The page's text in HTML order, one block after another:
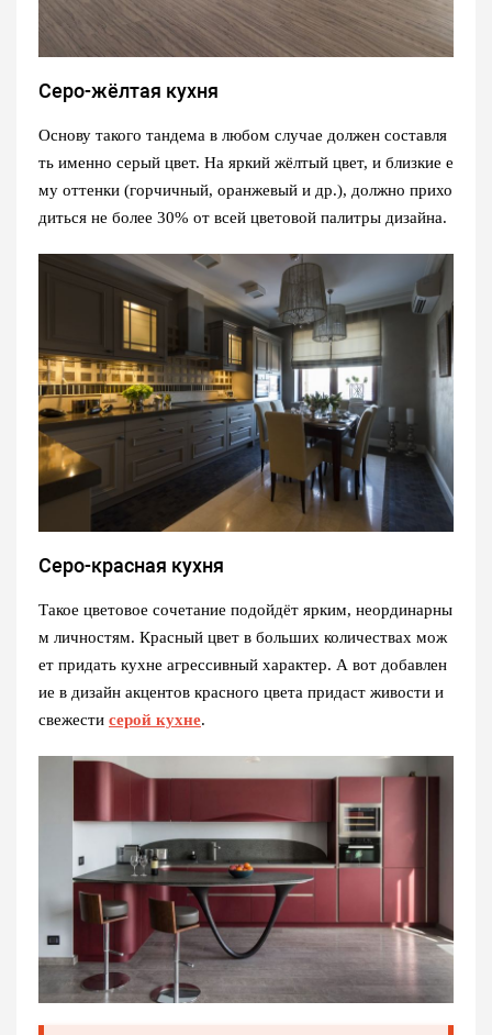
Серо-жёлтая кухня
Основу такого тандема в любом случае должен составля
ть именно серый цвет. На яркий жёлтый цвет, и близкие е
му оттенки (горчичный, оранжевый и др.), должно прихо
диться не более 30% от всей цветовой палитры дизайна.
Серо-красная кухня
Такое цветовое сочетание подойдёт ярким, неординарны
м личностям. Красный цвет в больших количествах мож
ет придать кухне агрессивный характер. А вот добавлен
ие в дизайн акцентов красного цвета придаст живости и
свежести серой кухне.